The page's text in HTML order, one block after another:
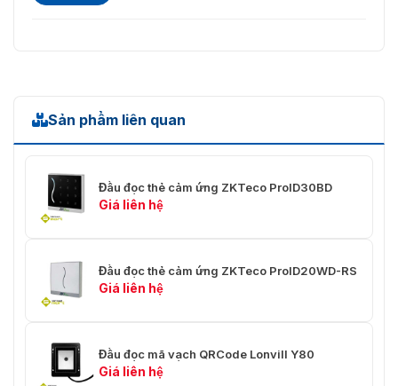
Sản phẩm liên quan
Đầu đọc thẻ cảm ứng ZKTeco ProID30BD
Giá liên hệ
Đầu đọc thẻ cảm ứng ZKTeco ProID20WD-RS
Giá liên hệ
Đầu đọc mã vạch QRCode Lonvill Y80
Giá liên hệ